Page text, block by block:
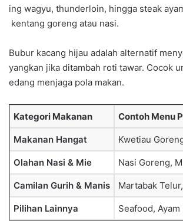
ing wagyu, thunderloin, hingga steak
kentang goreng atau nasi.
Bubur kacang hijau adalah alternatif
yangkan jika ditambah roti tawar. Cocok
edang menjaga pola makan.
Kategori Makanan Contoh Menu
Makanan Hangat Kwetiau
Olahan Nasi & Mie Nasi Goreng,
Camilan Gurih & Manis Martabak
Pilihan Lainnya Seafood,